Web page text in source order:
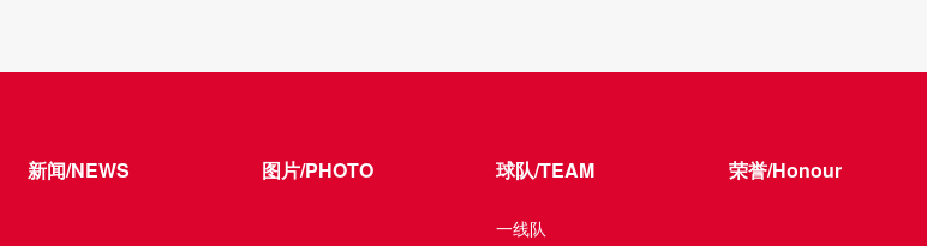
新闻/NEWS 图片/PHOTO 球队/TEAM
一线队
荣誉/Honour